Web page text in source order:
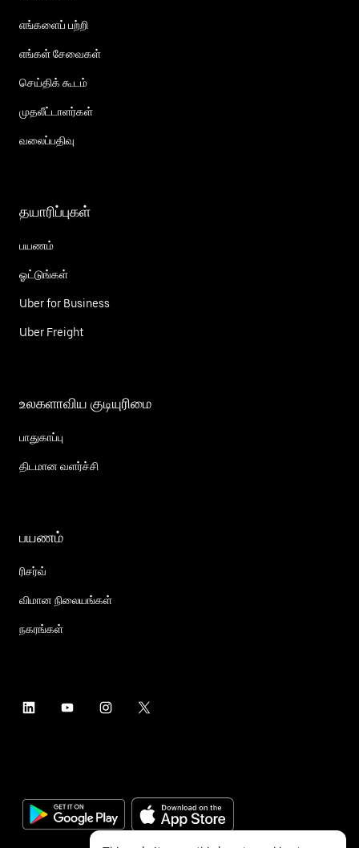
எங்களைப் பற்றி
எங்கள் சேவைகள்
செய்திக் கூடம்
முதலீட்டாளர்கள்
வலைப்பதிவு
தயாரிப்புகள்
பயணம்
ஓட்டுங்கள்
Uber for Business
Uber Freight
உலகளாவிய குடியுரிமை
பாதுகாப்பு
திடமான வளர்ச்சி
பயணம்
ரிசர்வ்
விமான நிலையங்கள்
நகரங்கள்